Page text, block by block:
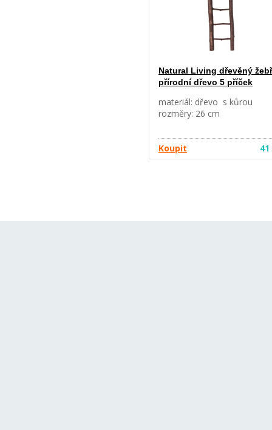
Natural Living dřevěný
přírodní dřevo 5 příček
materiál: dřevo s kůrou
rozměry: 26 cm
Koupit 41